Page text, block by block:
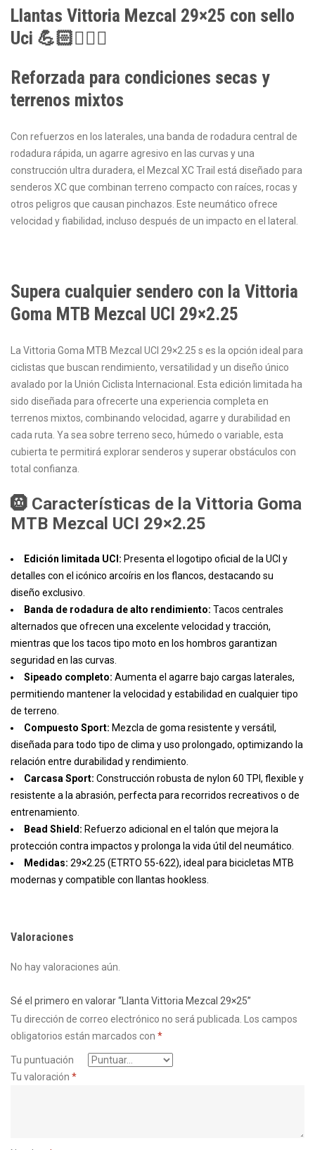
Llantas Vittoria Mezcal 29×25 con sello
Uci 💪🏻🚵🏻‍♂️
Reforzada para condiciones secas y
terrenos mixtos
Con refuerzos en los laterales, una banda de rodadura central de
rodadura rápida, un agarre agresivo en las curvas y una
construcción ultra duradera, el Mezcal XC Trail está diseñado para
senderos XC que combinan terreno compacto con raíces, rocas y
otros peligros que causan pinchazos. Este neumático ofrece
velocidad y fiabilidad, incluso después de un impacto en el lateral.
Supera cualquier sendero con la Vittoria
Goma MTB Mezcal UCI 29×2.25
La Vittoria Goma MTB Mezcal UCI 29×2.25 s es la opción ideal para
ciclistas que buscan rendimiento, versatilidad y un diseño único
avalado por la Unión Ciclista Internacional. Esta edición limitada ha
sido diseñada para ofrecerte una experiencia completa en
terrenos mixtos, combinando velocidad, agarre y durabilidad en
cada ruta. Ya sea sobre terreno seco, húmedo o variable, esta
cubierta te permitirá explorar senderos y superar obstáculos con
total confianza.
🛞 Características de la Vittoria Goma
MTB Mezcal UCI 29×2.25
Edición limitada UCI: Presenta el logotipo oficial de la UCI y
detalles con el icónico arcoíris en los flancos, destacando su
diseño exclusivo.
Banda de rodadura de alto rendimiento: Tacos centrales
alternados que ofrecen una excelente velocidad y tracción,
mientras que los tacos tipo moto en los hombros garantizan
seguridad en las curvas.
Sipeado completo: Aumenta el agarre bajo cargas laterales,
permitiendo mantener la velocidad y estabilidad en cualquier tipo
de terreno.
Compuesto Sport: Mezcla de goma resistente y versátil,
diseñada para todo tipo de clima y uso prolongado, optimizando la
relación entre durabilidad y rendimiento.
Carcasa Sport: Construcción robusta de nylon 60 TPI, flexible y
resistente a la abrasión, perfecta para recorridos recreativos o de
entrenamiento.
Bead Shield: Refuerzo adicional en el talón que mejora la
protección contra impactos y prolonga la vida útil del neumático.
Medidas: 29×2.25 (ETRTO 55-622), ideal para bicicletas MTB
modernas y compatible con llantas hookless.
Valoraciones
No hay valoraciones aún.
Sé el primero en valorar “Llanta Vittoria Mezcal 29×25”
Tu dirección de correo electrónico no será publicada.
Los campos
obligatorios están marcados con *
Tu puntuación
Tu valoración *